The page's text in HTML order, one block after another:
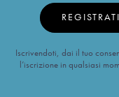
REGISTRATI
Iscrivendoti, dai il tuo
l’iscrizione in qualsiasi